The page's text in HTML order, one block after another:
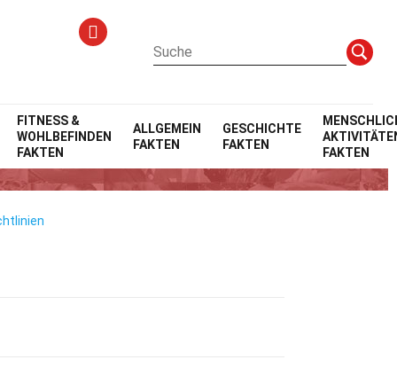
FITNESS &
WOHLBEFINDEN
FAKTEN
ALLGEMEIN
FAKTEN
GESCHICHTE
FAKTEN
FAKTEN